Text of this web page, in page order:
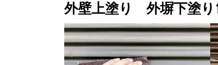
外壁上塗り 外塀下塗り